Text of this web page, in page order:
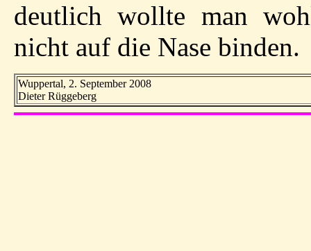
deutlich wollte man
nicht auf die Nase binden.
Wuppertal, 2. September 2008
Dieter Rüggeberg